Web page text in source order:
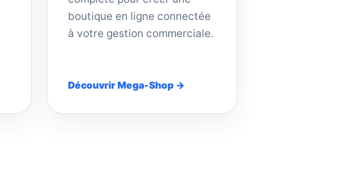
boutique en ligne connectée
à votre gestion commerciale.
Découvrir Mega-Shop →